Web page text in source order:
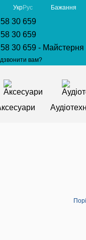
УкрРус Бажання
30 659
30 659
30 659 - Майстерня
вам?